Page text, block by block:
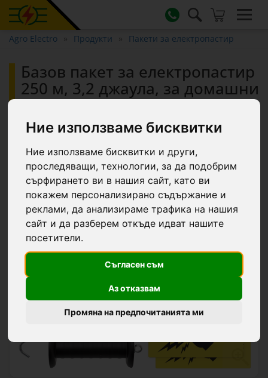
Ние използваме бисквитки
Ние използваме бисквитки и други,
проследяващи, технологии, за да подобрим
сърфирането ви в нашия сайт, като ви
покажем персонализирано съдържание и
реклами, да анализираме трафика на нашия
сайт и да разберем откъде идват нашите
посетители.
Съгласен съм
Аз отказвам
Промяна на предпочитанията ми
Agro Electro Продукти Пакети за електропастир
Базов пакет за електропастир
250 м, 3,2 джаула, за домашни
животни :: 250 m